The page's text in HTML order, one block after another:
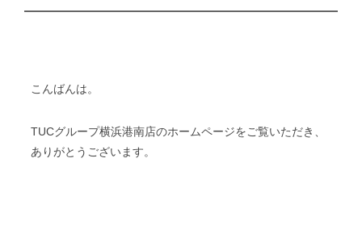
こんばんは。
TUCグループ横浜港南店のホームページをご覧いただき、
ありがとうございます。